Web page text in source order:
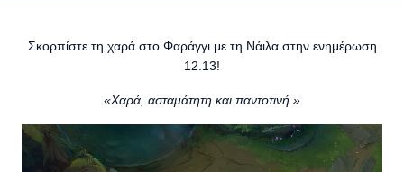
Σκορπίστε τη χαρά στο Φαράγγι με τη Νάιλα στην ενημέρωση
12.13!
«Χαρά, ασταμάτητη και παντοτινή.»